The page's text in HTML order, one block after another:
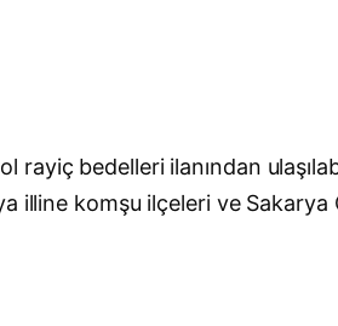
rayiç bedelleri ilanından
illine komşu ilçeleri ve Sakarya